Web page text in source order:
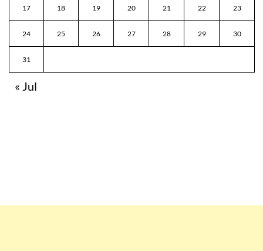
17 18 19 20 21 22 23
24 25 26 27 28 29 30
31
« Jul